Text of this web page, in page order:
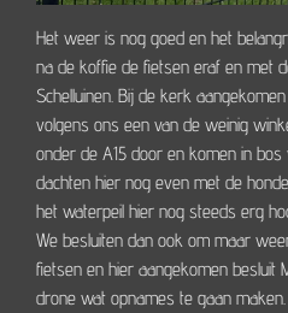
Het weer is nog goed en het
na de koffie de fietsen eraf en met
Schelluinen. Bij de kerk
volgens ons een van de weinig
onder de A15 door en komen in bos
dachten hier nog even met de
het waterpeil hier nog steeds erg
We besluiten dan ook om maar
fietsen en hier aangekomen besluit
drone wat opnames te gaan